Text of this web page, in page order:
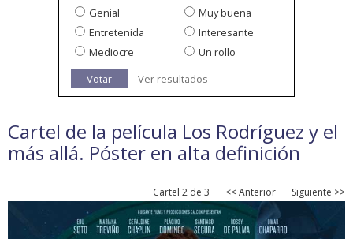
Genial
Muy buena
Entretenida
Interesante
Mediocre
Un rollo
Votar
Ver resultados
Cartel de la película Los Rodríguez y el
más allá. Póster en alta definición
Cartel 2 de 3 << Anterior Siguiente >>